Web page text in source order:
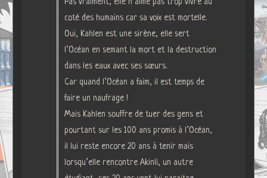
coté des humains car sa voix est mortelle.
Oui, Kahlen est une sirène, elle sert
l’Océan en semant la mort et la destruction
dans les eaux avec ses sœurs.
Car quand l’Océan a faim, il est temps de
faire un naufrage !
Mais Kahlen souffre de tuer des gens et
pourtant sur les 100 ans promis à l’Océan,
il lui reste encore 20 ans à tenir mais
lorsqu’elle rencontre Akinli, un autre